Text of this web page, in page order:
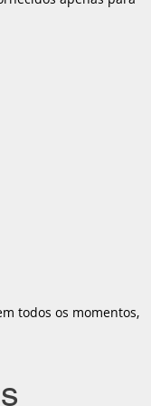
todos os momentos,